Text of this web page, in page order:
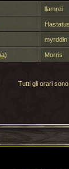
llamrei
myrddin
Morris
Tutti gli orari
Torna indietro